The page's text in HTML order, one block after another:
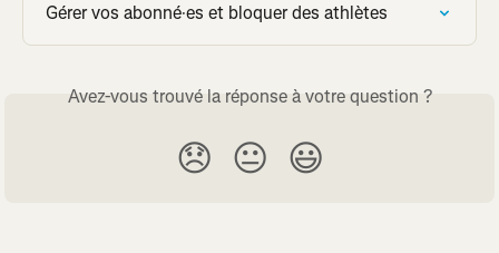
Gérer vos abonné·es et bloquer des athlètes
Avez-vous trouvé la réponse à votre question ?
😞 😐 😃